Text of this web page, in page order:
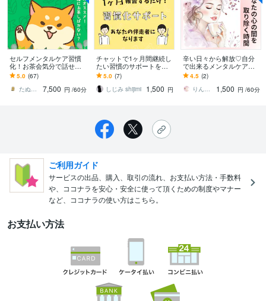
セルフメンタルケア習慣
化！お茶会気分で話せま
す やさしい「たぬき」
が、不思議な癒し空間で
「あなた」と戯れる。
5.0 (67)
たぬき／あなたの味方につきます
7,500 円 /60分
チャットで1ヶ月間継続し
たい習慣のサポートをし
ます 1日50円の自己投
資！習慣化達成へ伴走す
る仲間になります！
5.0 (7)
しじみ shijimi
1,500 円
辛い日々から解放♡自分
で出来るメンタルケア教
えます 心穏やかになり内
側から整う習慣♪本来の自
分の人生を取り戻す！
4.5 (2)
りんどうの花❀心を整えるパートナー
1,500 円 /60分
ご利用ガイド
サービスの出品、購入、取引の流れ、お支払い方法・手数料
や、ココナラを安心・安全に使って頂くための制度やマナー
など、ココナラの使い方はこちら。
お支払い方法